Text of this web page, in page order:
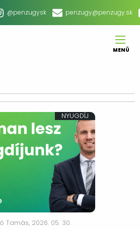
@penzugysk penzugy@penzugy.sk
MENÜ
NYUGDÍJ
Tamás, 2026. 05. 30.